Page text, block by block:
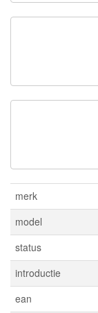
merk
model
status
introductie
ean